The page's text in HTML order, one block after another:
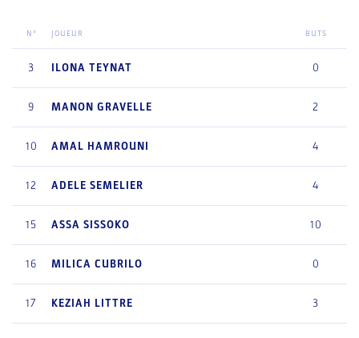
N° JOUEUR BUTS
3 ILONA TEYNAT 0
9 MANON GRAVELLE 2
10 AMAL HAMROUNI 4
12 ADELE SEMELIER 4
15 ASSA SISSOKO 10
16 MILICA CUBRILO 0
17 KEZIAH LITTRE 3